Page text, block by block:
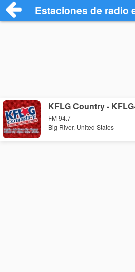
Estaciones de radio
KFLG Country -
FM 94.7
Big River, United States